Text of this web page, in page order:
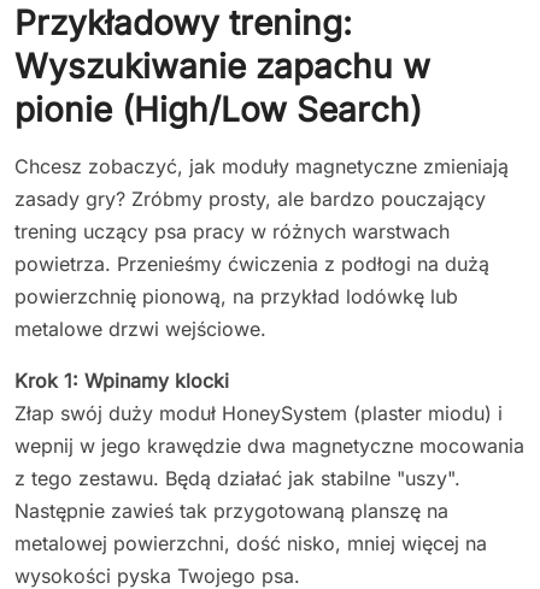
Przykładowy trening:
Wyszukiwanie zapachu w
pionie (High/Low Search)
Chcesz zobaczyć, jak moduły magnetyczne zmieniają
zasady gry? Zróbmy prosty, ale bardzo pouczający
trening uczący psa pracy w różnych warstwach
powietrza. Przenieśmy ćwiczenia z podłogi na dużą
powierzchnię pionową, na przykład lodówkę lub
metalowe drzwi wejściowe.
Krok 1: Wpinamy klocki
Złap swój duży moduł HoneySystem (plaster miodu) i
wepnij w jego krawędzie dwa magnetyczne mocowania
z tego zestawu. Będą działać jak stabilne "uszy".
Następnie zawieś tak przygotowaną planszę na
metalowej powierzchni, dość nisko, mniej więcej na
wysokości pyska Twojego psa.